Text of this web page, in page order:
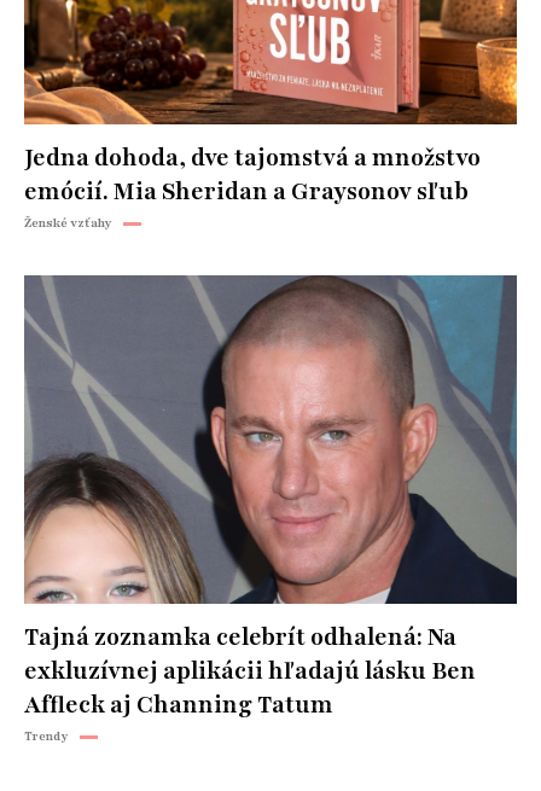
Jedna dohoda, dve tajomstvá a množstvo
emócií. Mia Sheridan a Graysonov sľub
Ženské vzťahy
Tajná zoznamka celebrít odhalená: Na
exkluzívnej aplikácii hľadajú lásku Ben
Affleck aj Channing Tatum
Trendy